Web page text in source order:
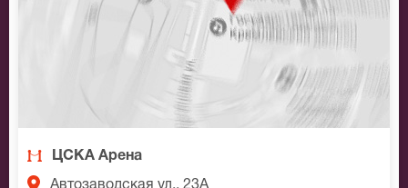
ЦСКА Арена
Автозаводская ул., 23А